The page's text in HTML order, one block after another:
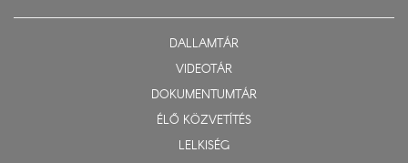
DALLAMTÁR
VIDEOTÁR
DOKUMENTUMTÁR
ÉLŐ KÖZVETÍTÉS
LELKISÉG